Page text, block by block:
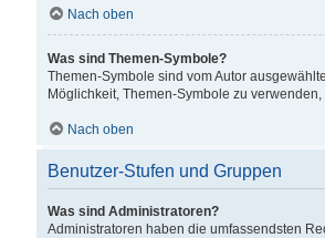
Nach oben
Was sind Themen-Symbole?
Themen-Symbole sind vom Autor
Möglichkeit, Themen-Symbole zu
Nach oben
Benutzer-Stufen und Gruppen
Was sind Administratoren?
Administratoren haben die umfassendsten